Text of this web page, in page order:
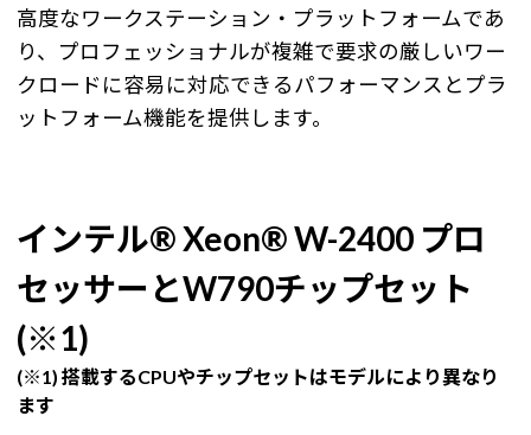
高度なワークステーション・プラットフォームであ
り、プロフェッショナルが複雑で要求の厳しいワー
クロードに容易に対応できるパフォーマンスとプラ
ットフォーム機能を提供します。
インテル® Xeon® W-2400 プロ
セッサーとW790チップセット
(※1)
(※1) 搭載するCPUやチップセットはモデルにより異なり
ます